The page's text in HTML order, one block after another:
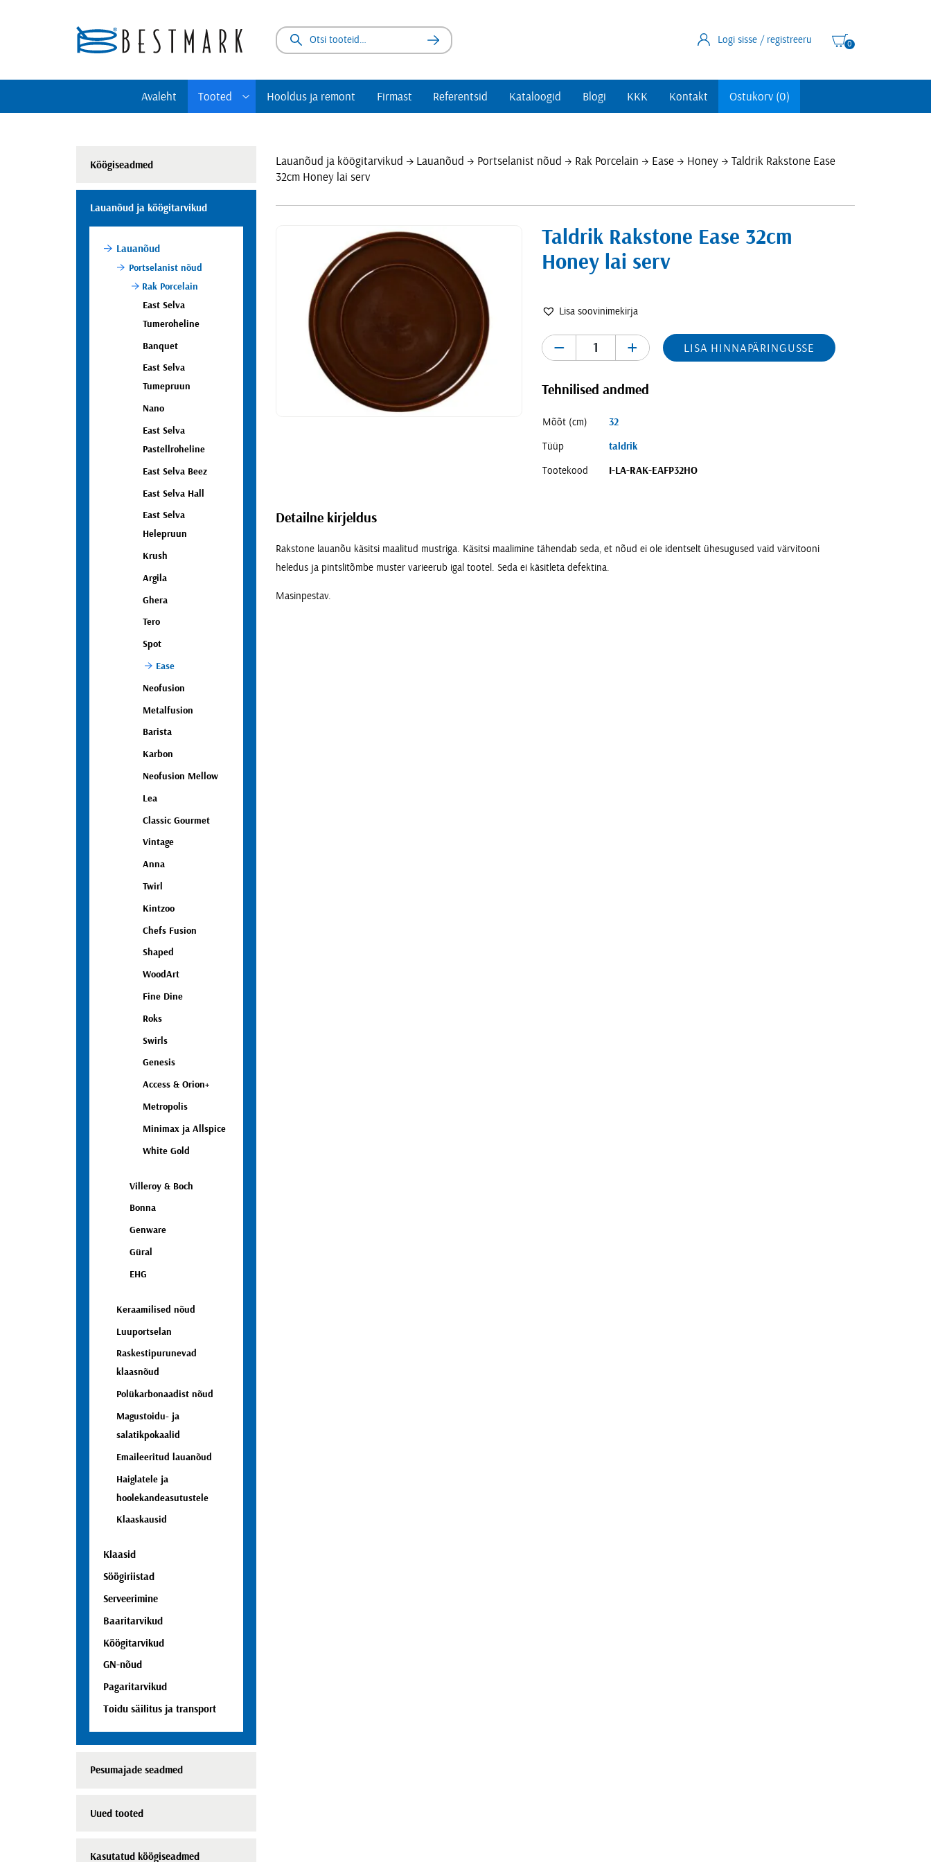
Otsi Logi sisse / registreeru 0
Avaleht Tooted
Ettevalmistusseadmed
Külmseadmed
Väljastus ja toidu transport
Kohvimasinad
Nõudepesumasinad
Pagariseadmed
Jäätmekäitlus
Töölauad, valamud, kärud ja riiulid
Pagaritarvikud
Toidu säilitus ja transport
Outlet GN-nõud
Outlet Klaasid
Outlet Köögitarvikud
Outlet Lauanõud
Outlet Serveerimisnõud
Outlet Söögiriistad
Hooldus ja remont Firmast Referentsid Kataloogid Blogi KKK Kontakt Ostukorv (0)
Lauanõud ja köögitarvikud Lauanõud Portselanist nõud Rak Porcelain Ease Honey
Taldrik Rakstone Ease
32cm Honey lai serv
Taldrik Rakstone Ease 32cm
Honey lai serv
Lisa soovinimekirja
- + LISA HINNAPÄRINGUSSE
Tehnilised andmed
Mõõt (cm) 32
Tüüp taldrik
Tootekood I-LA-RAK-EAFP32HO
Detailne kirjeldus
Rakstone lauanõu käsitsi maalitud mustriga. Käsitsi maalimine tähendab seda, et nõud ei ole identselt ühesugused vaid värvitooni
heledus ja pintslitõmbe muster varieerub igal tootel. Seda ei käsitleta defektina.
Masinpestav.
Köögiseadmed
Lauanõud ja köögitarvikud
Lauanõud
Portselanist nõud
Rak Porcelain
East Selva
Tumeroheline
Banquet
East Selva
Tumepruun
Nano
East Selva
Pastellroheline
East Selva Beez
East Selva Hall
East Selva
Helepruun
Krush
Argila
Ghera
Tero
Spot
Ease
Neofusion
Metalfusion
Barista
Karbon
Neofusion Mellow
Lea
Classic Gourmet
Vintage
Anna
Twirl
Kintzoo
Chefs Fusion
Shaped
WoodArt
Fine Dine
Roks
Swirls
Genesis
Access & Orion+
Metropolis
Minimax ja Allspice
White Gold
Villeroy & Boch
Bonna
Genware
Güral
EHG
Keraamilised nõud
Luuportselan
Raskestipurunevad
klaasnõud
Polükarbonaadist nõud
Magustoidu- ja
salatikpokaalid
Emaileeritud lauanõud
Haiglatele ja
hoolekandeasutustele
Klaaskausid
Klaasid
Söögiriistad
Serveerimine
Baaritarvikud
Köögitarvikud
GN-nõud
Pagaritarvikud
Toidu säilitus ja transport
Pesumajade seadmed
Uued tooted
Kasutatud köögiseadmed